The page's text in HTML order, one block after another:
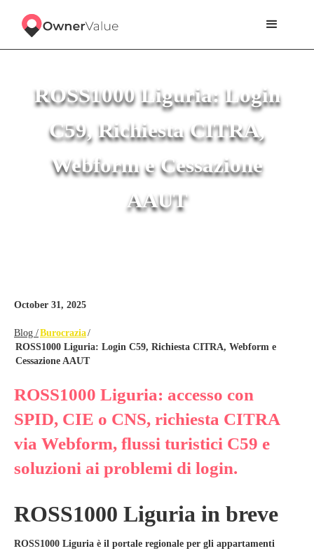
ROSS1000 Liguria: Login
C59, Richiesta CITRA,
Webform e Cessazione
AAUT
October 31, 2025
Blog /Burocrazia/
ROSS1000 Liguria: Login C59, Richiesta CITRA, Webform e
Cessazione AAUT
ROSS1000 Liguria: accesso con
SPID, CIE o CNS, richiesta CITRA
via Webform, flussi turistici C59 e
soluzioni ai problemi di login.
ROSS1000 Liguria in breve
ROSS1000 Liguria è il portale regionale per gli appartamenti